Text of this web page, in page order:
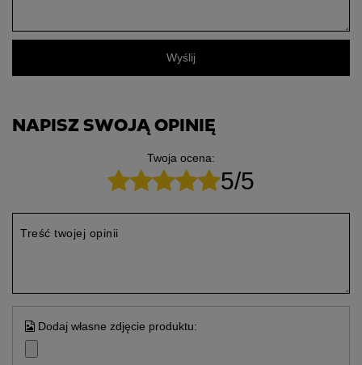
Wyślij
NAPISZ SWOJĄ OPINIĘ
Twoja ocena:
5/5
Treść twojej opinii
Dodaj własne zdjęcie produktu: